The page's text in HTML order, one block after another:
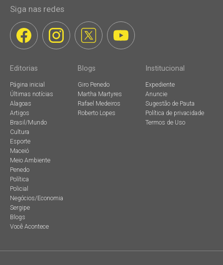
Siga nas redes
Editorias
Página inicial
Últimas notícias
Alagoas
Artigos
Brasil/Mundo
Cultura
Esporte
Maceió
Meio Ambiente
Penedo
Política
Policial
Negócios/Economia
Sergipe
Blogs
Você Acontece
Blogs
Giro Penedo
Martha Martyres
Rafael Medeiros
Roberto Lopes
Institucional
Expediente
Anuncie
Sugestão de Pauta
Política de privacidade
Termos de Uso